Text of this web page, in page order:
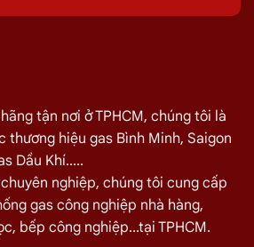
tận nơi ở TPHCM, chúng tôi là
thương hiệu gas Bình Minh, Saigon
Dầu Khí.....
nghiệp, chúng tôi cung cấp
gas công nghiệp nhà hàng,
bếp công nghiệp...tại TPHCM.